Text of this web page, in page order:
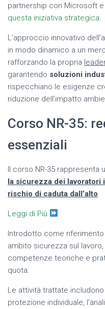
partnership con Microsoft
questa iniziativa strategica.
L’approccio innovativo
in modo dinamico a un
rafforzando la propria
garantendo soluzioni
rispecchiano le esigenze
riduzione dell’impatto
Corso NR-35:
essenziali
Il corso NR-35 rappresenta
la sicurezza dei lavoratori
rischio di caduta dall’alto.
Leggi di Più
Introdotto come
ambito sicurezza sul
competenze teoriche e
quota.
Le attività trattate
protezione individuale,